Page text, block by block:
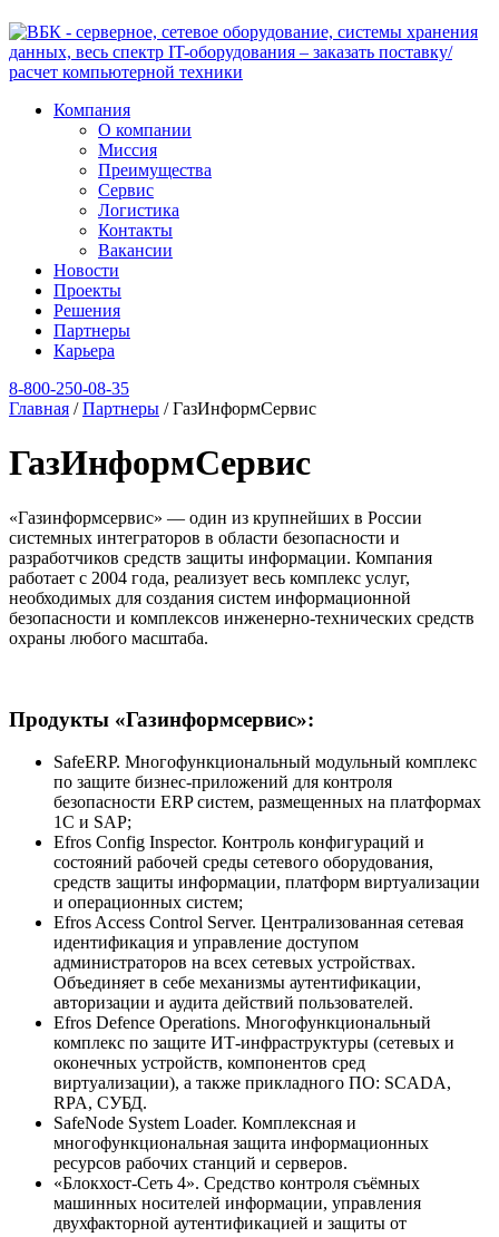
Компания
О компании
Миссия
Преимущества
Сервис
Логистика
Контакты
Вакансии
Новости
Проекты
Решения
Партнеры
Карьера
8‑800‑250‑08‑35
Главная /Партнеры /ГазИнформСервис
ГазИнформСервис
«Газинформсервис» — один из крупнейших в России
системных интеграторов в области безопасности и
разработчиков средств защиты информации. Компания
работает с 2004 года, реализует весь комплекс услуг,
необходимых для создания систем информационной
безопасности и комплексов инженерно-технических средств
охраны любого масштаба.
Продукты «Газинформсервис»:
SafeERP. Многофункциональный модульный комплекс
по защите бизнес-приложений для контроля
безопасности ERP систем, размещенных на платформах
1С и SAP;
Efros Config Inspector. Контроль конфигураций и
состояний рабочей среды сетевого оборудования,
средств защиты информации, платформ виртуализации
и операционных систем;
Efros Access Control Server. Централизованная сетевая
идентификация и управление доступом
администраторов на всех сетевых устройствах.
Объединяет в себе механизмы аутентификации,
авторизации и аудита действий пользователей.
Efros Defence Operations. Многофункциональный
комплекс по защите ИТ-инфраструктуры (сетевых и
оконечных устройств, компонентов сред
виртуализации), а также прикладного ПО: SCADA,
RPA, СУБД.
SafeNode System Loader. Комплексная и
многофункциональная защита информационных
ресурсов рабочих станций и серверов.
«Блокхост-Сеть 4». Средство контроля съёмных
машинных носителей информации, управления
двухфакторной аутентификацией и защиты от